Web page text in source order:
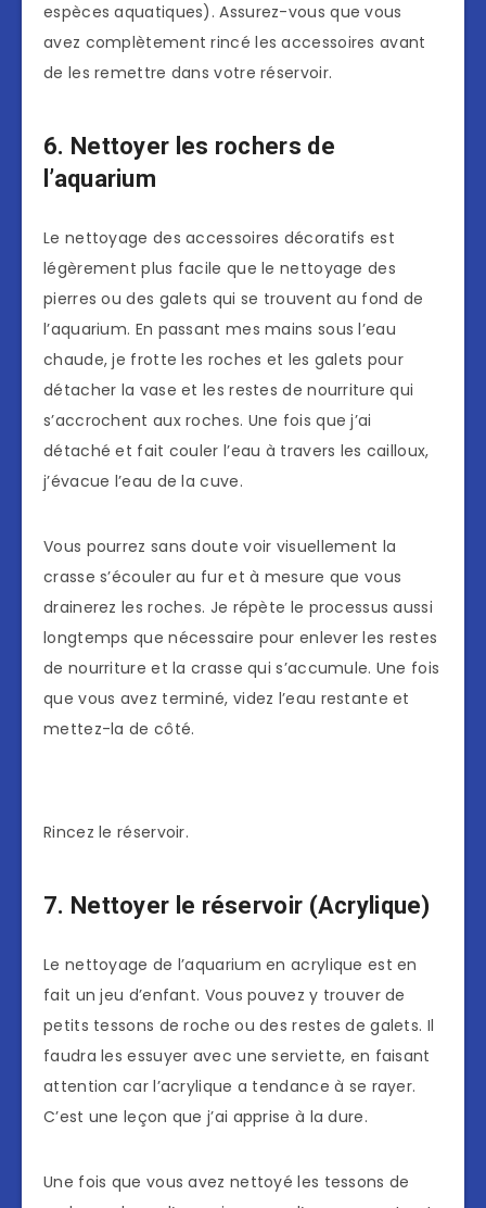
espèces aquatiques). Assurez-vous que vous
avez complètement rincé les accessoires avant
de les remettre dans votre réservoir.
6. Nettoyer les rochers de
l’aquarium
Le nettoyage des accessoires décoratifs est
légèrement plus facile que le nettoyage des
pierres ou des galets qui se trouvent au fond de
l’aquarium. En passant mes mains sous l’eau
chaude, je frotte les roches et les galets pour
détacher la vase et les restes de nourriture qui
s’accrochent aux roches. Une fois que j’ai
détaché et fait couler l’eau à travers les cailloux,
j’évacue l’eau de la cuve.
Vous pourrez sans doute voir visuellement la
crasse s’écouler au fur et à mesure que vous
drainerez les roches. Je répète le processus aussi
longtemps que nécessaire pour enlever les restes
de nourriture et la crasse qui s’accumule. Une fois
que vous avez terminé, videz l’eau restante et
mettez-la de côté.
Rincez le réservoir.
7. Nettoyer le réservoir (Acrylique)
Le nettoyage de l’aquarium en acrylique est en
fait un jeu d’enfant. Vous pouvez y trouver de
petits tessons de roche ou des restes de galets. Il
faudra les essuyer avec une serviette, en faisant
attention car l’acrylique a tendance à se rayer.
C’est une leçon que j’ai apprise à la dure.
Une fois que vous avez nettoyé les tessons de